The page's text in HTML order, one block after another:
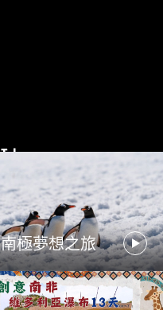
南極夢想之旅